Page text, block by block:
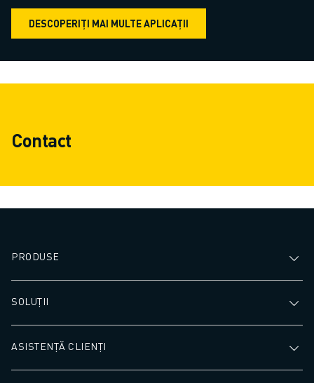
DESCOPERIȚI MAI MULTE APLICAȚII
Contact
PRODUSE
SOLUȚII
ASISTENȚĂ CLIENȚI